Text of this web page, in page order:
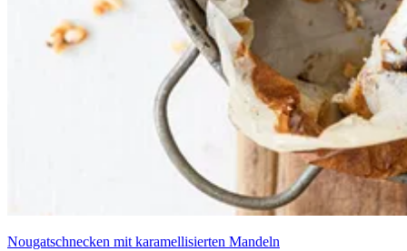
Nougatschnecken mit karamellisierten Mandeln